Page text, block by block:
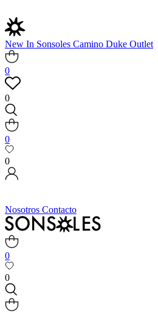
New In Sonsoles Camino Duke Outlet
0
0
0
0
Nosotros Contacto
0
0